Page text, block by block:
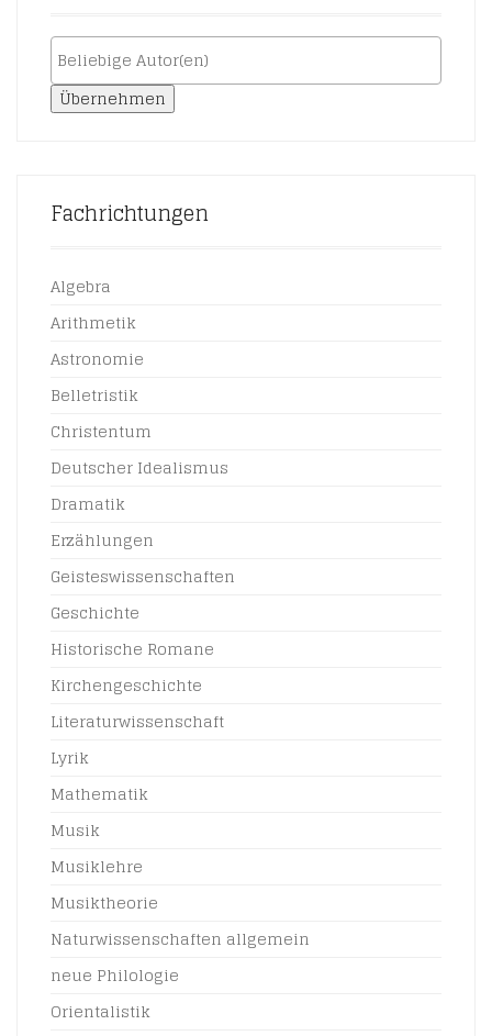
Übernehmen
Fachrichtungen
Algebra
Arithmetik
Astronomie
Belletristik
Christentum
Deutscher Idealismus
Dramatik
Erzählungen
Geisteswissenschaften
Geschichte
Historische Romane
Kirchengeschichte
Literaturwissenschaft
Lyrik
Mathematik
Musik
Musiklehre
Musiktheorie
Naturwissenschaften allgemein
neue Philologie
Orientalistik